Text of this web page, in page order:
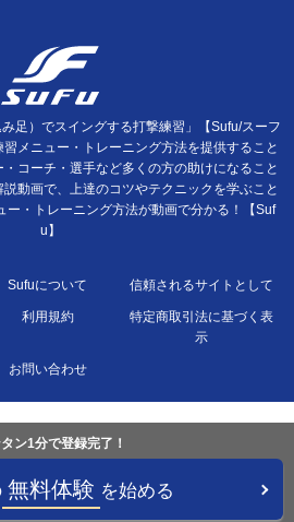
ン1分で登録完了！
無料体験 を始める
足）でスイングする打撃練習」【Sufu/スーフ
メニュー・トレーニング方法を提供すること
コーチ・選手など多くの方の助けになること
動画で、上達のコツやテクニックを学ぶこと
ー・トレーニング方法が動画で分かる！【Suf
u】
Sufuについて 信頼されるサイトとして
利用規約
特定商取引法に基づく表
示
お問い合わせ